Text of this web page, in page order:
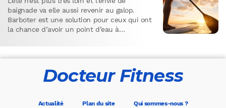
baignade va elle aussi revenir au galop.
Barboter est une solution pour ceux qui ont
la chance d’avoir un point d’eau à…
Docteur Fitness
Actualité Plan du site Qui sommes-nous ?